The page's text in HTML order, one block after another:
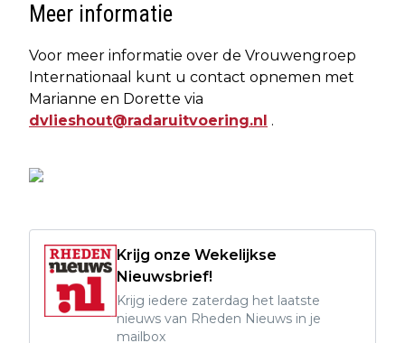
Meer informatie
Voor meer informatie over de Vrouwengroep
Internationaal kunt u contact opnemen met
Marianne en Dorette via
dvlieshout@radaruitvoering.nl .
Krijg onze Wekelijkse
Nieuwsbrief!
Krijg iedere zaterdag het laatste
nieuws van Rheden Nieuws in je
mailbox